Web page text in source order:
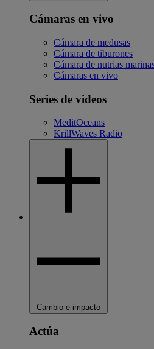
Cámaras en vivo
Cámara de medusas
Cámara de tiburones
Cámara de nutrias
Cámaras en vivo
Series de videos
MeditOceans
KrillWaves Radio
Cambio e impacto
Actúa